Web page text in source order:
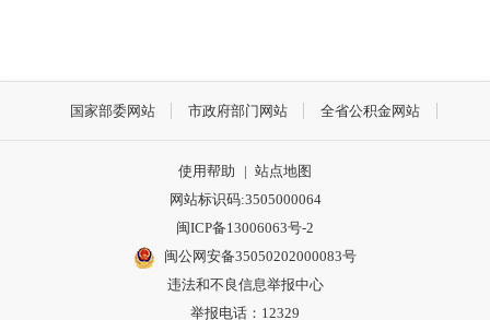
国家部委网站 市政府部门网站 全省公积金网站
使用帮助 | 站点地图
网站标识码:3505000064
闽ICP备13006063号-2
闽公网安备35050202000083号
违法和不良信息举报中心
举报电话：12329